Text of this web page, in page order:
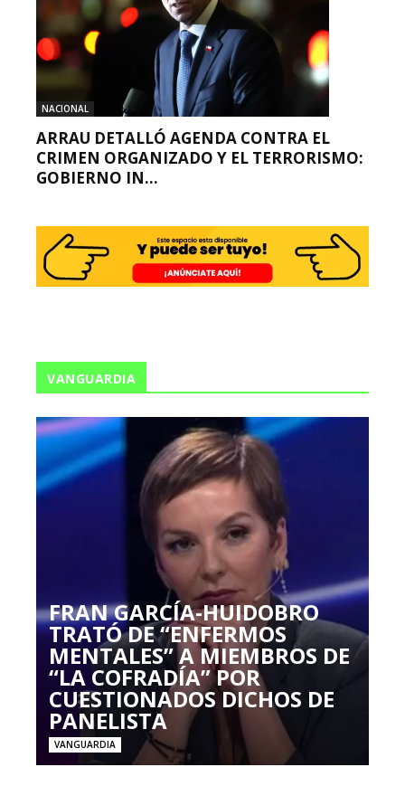
NACIONAL
ARRAU DETALLÓ AGENDA CONTRA EL
CRIMEN ORGANIZADO Y EL TERRORISMO:
GOBIERNO IN...
VANGUARDIA
FRAN GARCÍA-HUIDOBRO
TRATÓ DE “ENFERMOS
MENTALES” A MIEMBROS DE
“LA COFRADÍA” POR
CUESTIONADOS DICHOS DE
PANELISTA
VANGUARDIA